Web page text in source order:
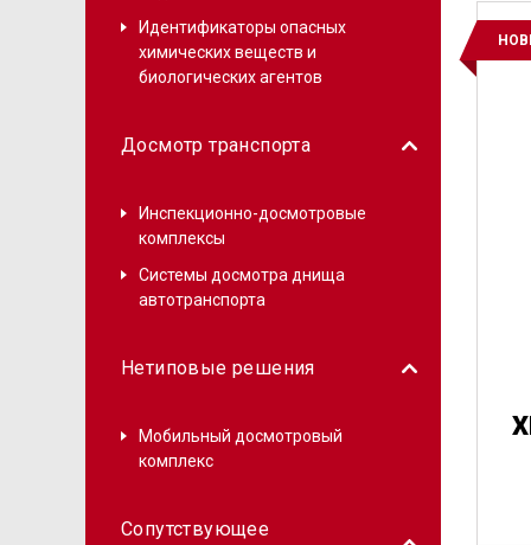
Идентификаторы опасных
химических веществ и
биологических агентов
Досмотр транспорта
Инспекционно-досмотровые
комплексы
Системы досмотра днища
автотранспорта
Нетиповые решения
Мобильный досмотровый
комплекс
Сопутствующее